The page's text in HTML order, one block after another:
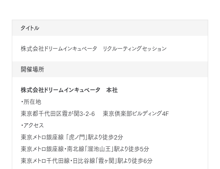
タイトル
株式会社ドリームインキュベータ リクルーティングセッション
開催場所
株式会社ドリームインキュベータ 本社
・所在地
東京都千代田区霞が関3-2-6 東京倶楽部ビルディング4F
・アクセス
東京メトロ銀座線 「虎ノ門」駅より徒歩2分
東京メトロ銀座線・南北線「溜池山王」駅より徒歩5分
東京メトロ千代田線・日比谷線「霞ヶ関」駅より徒歩6分